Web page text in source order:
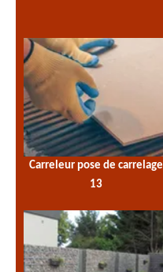
Carreleur pose de carrelage
13